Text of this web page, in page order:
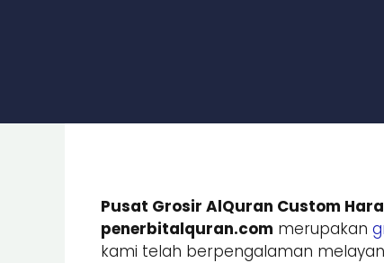
Pusat Grosir AlQuran Custom
penerbitalquran.com merupakan
kami telah berpengalaman